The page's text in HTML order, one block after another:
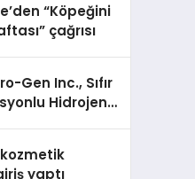
“Köpeğini
çağrısı
Gen Inc., Sıfır
Hidrojen
yaptı